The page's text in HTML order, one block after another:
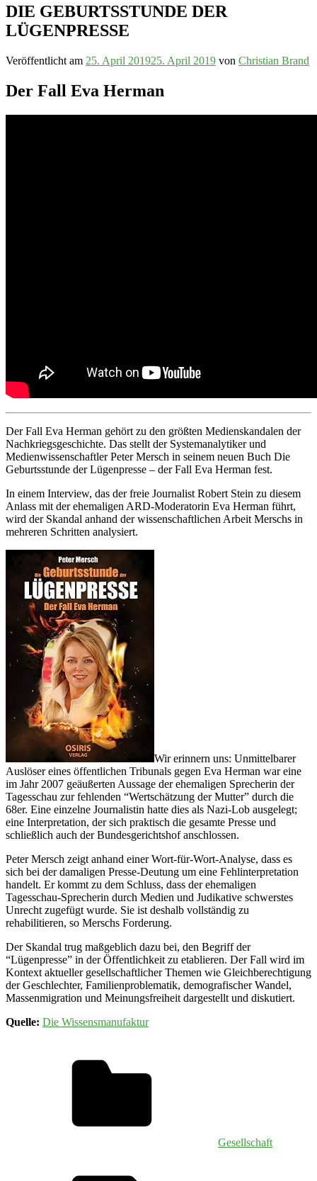
DIE GEBURTSSTUNDE DER
LÜGENPRESSE
Veröffentlicht am 25. April 201925. April 2019 von Christian Brand
Der Fall Eva Herman
Der Fall Eva Herman gehört zu den größten Medienskandalen der
Nachkriegsgeschichte. Das stellt der Systemanalytiker und
Medienwissenschaftler Peter Mersch in seinem neuen Buch Die
Geburtsstunde der Lügenpresse – der Fall Eva Herman fest.
In einem Interview, das der freie Journalist Robert Stein zu diesem
Anlass mit der ehemaligen ARD-Moderatorin Eva Herman führt,
wird der Skandal anhand der wissenschaftlichen Arbeit Merschs in
mehreren Schritten analysiert.
Wir erinnern uns: Unmittelbarer
Auslöser eines öffentlichen Tribunals gegen Eva Herman war eine
im Jahr 2007 geäußerten Aussage der ehemaligen Sprecherin der
Tagesschau zur fehlenden “Wertschätzung der Mutter” durch die
68er. Eine einzelne Journalistin hatte dies als Nazi-Lob ausgelegt;
eine Interpretation, der sich praktisch die gesamte Presse und
schließlich auch der Bundesgerichtshof anschlossen.
Peter Mersch zeigt anhand einer Wort-für-Wort-Analyse, dass es
sich bei der damaligen Presse-Deutung um eine Fehlinterpretation
handelt. Er kommt zu dem Schluss, dass der ehemaligen
Tagesschau-Sprecherin durch Medien und Judikative schwerstes
Unrecht zugefügt wurde. Sie ist deshalb vollständig zu
rehabilitieren, so Merschs Forderung.
Der Skandal trug maßgeblich dazu bei, den Begriff der
“Lügenpresse” in der Öffentlichkeit zu etablieren. Der Fall wird im
Kontext aktueller gesellschaftlicher Themen wie Gleichberechtigung
der Geschlechter, Familienproblematik, demografischer Wandel,
Massenmigration und Meinungsfreiheit dargestellt und diskutiert.
Quelle: Die Wissensmanufaktur
Gesellschaft